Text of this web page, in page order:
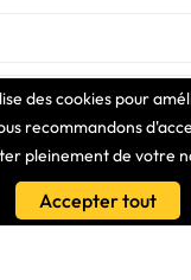
des cookies pour
recommandons
pleinement de votre
Accepter tout